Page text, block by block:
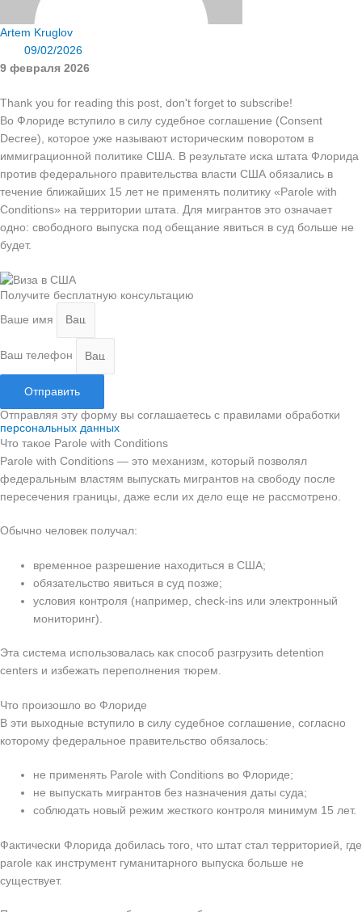
Artem Kruglov
09/02/2026
9 февраля 2026
Thank you for reading this post, don't forget to subscribe!
Во Флориде вступило в силу судебное соглашение (Consent
Decree), которое уже называют историческим поворотом в
иммиграционной политике США. В результате иска штата Флорида
против федерального правительства власти США обязались в
течение ближайших 15 лет не применять политику «Parole with
Conditions» на территории штата. Для мигрантов это означает
одно: свободного выпуска под обещание явиться в суд больше не
будет.
Получите бесплатную консультацию
Ваше имя
Ваш телефон
Отправить
Отправляя эту форму вы соглашаетесь с правилами обработки
персональных данных
Что такое Parole with Conditions
Parole with Conditions — это механизм, который позволял
федеральным властям выпускать мигрантов на свободу после
пересечения границы, даже если их дело еще не рассмотрено.
Обычно человек получал:
временное разрешение находиться в США;
обязательство явиться в суд позже;
условия контроля (например, check-ins или электронный
мониторинг).
Эта система использовалась как способ разгрузить detention
centers и избежать переполнения тюрем.
Что произошло во Флориде
В эти выходные вступило в силу судебное соглашение, согласно
которому федеральное правительство обязалось:
не применять Parole with Conditions во Флориде;
не выпускать мигрантов без назначения даты суда;
соблюдать новый режим жесткого контроля минимум 15 лет.
Фактически Флорида добилась того, что штат стал территорией, где
parole как инструмент гуманитарного выпуска больше не
существует.